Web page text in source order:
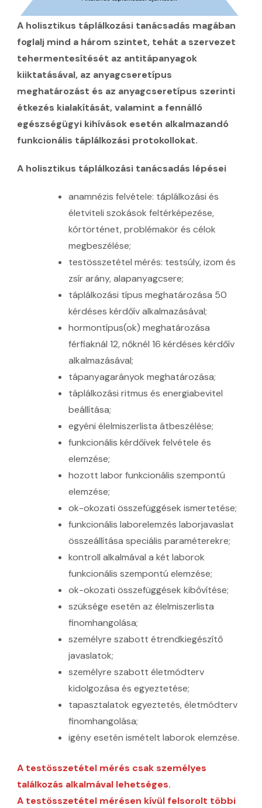
A holisztikus táplálkozási tanácsadás magában
foglalj mind a három szintet, tehát a szervezet
tehermentesítését az antitápanyagok
kiiktatásával, az anyagcseretípus
meghatározást és az anyagcseretípus szerinti
étkezés kialakítását, valamint a fennálló
egészségügyi kihívások esetén alkalmazandó
funkcionális táplálkozási protokollokat.
A holisztikus táplálkozási tanácsadás lépései
anamnézis felvétele: táplálkozási és
életviteli szokások feltérképezése,
kórtörténet, problémakör és célok
megbeszélése;
testösszetétel mérés: testsúly, izom és
zsír arány, alapanyagcsere;
táplálkozási típus meghatározása 50
kérdéses kérdőív alkalmazásával;
hormontípus(ok) meghatározása
férfiaknál 12, nőknél 16 kérdéses kérdőív
alkalmazásával;
tápanyagarányok meghatározása;
táplálkozási ritmus és energiabevitel
beállítása;
egyéni élelmiszerlista átbeszélése;
funkcionális kérdőívek felvétele és
elemzése;
hozott labor funkcionális szempontú
elemzése;
ok-okozati összefüggések ismertetése;
funkcionális laborelemzés laborjavaslat
összeállítása speciális paraméterekre;
kontroll alkalmával a két laborok
funkcionális szempontú elemzése;
ok-okozati összefüggések kibővítése;
szüksége esetén az élelmiszerlista
finomhangolása;
személyre szabott étrendkiegészítő
javaslatok;
személyre szabott életmódterv
kidolgozása és egyeztetése;
tapasztalatok egyeztetés, életmódterv
finomhangolása;
igény esetén ismételt laborok elemzése.
A testösszetétel mérés csak személyes
találkozás alkalmával lehetséges.
A testösszetétel mérésen kívül felsorolt többi